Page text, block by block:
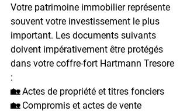
Votre patrimoine immobilier représente
souvent votre investissement le plus
important. Les documents suivants
doivent impérativement être protégés
dans votre coffre-fort Hartmann Tresore
:
🏡 Actes de propriété et titres fonciers
🏡 Compromis et actes de vente